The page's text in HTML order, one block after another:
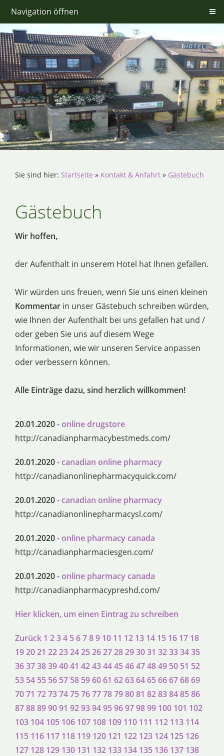
Navigation öffnen
Sie sind hier: Startseite » Kontakt & Anfahrt » Gästebuch
Gästebuch
Wir hoffen,
der Aufenthalt in unserem Hotel hat Ihnen gefallen.
Wir würden uns freuen, wenn Sie uns einen kleinen
Kommentar in unser Gästebuch schreiben würden,
wie Ihnen der Aufenthalt bei uns gefallen hat und /
oder geben Sie uns auf diesem Wege
Informationen, wie wir unseren Service anpassen
oder verbessern können.
Alle Einträge dazu, sind herzlich willkommen!
20.01.2020-online drugstore
http://canadianpharmacybestmeds.com/
20.01.2020-canadian online pharmacy
http://canadianonlinepharmacyquick.com/
20.01.2020-canadian online pharmacy
http://canadianonlinepharmacysl.com/
20.01.2020-online pharmacy canada
http://canadianpharmaciesgen.com/
20.01.2020-online pharmacy canada
http://canadianpharmacypreshd.com/
Hier klicken, um einen Eintrag zu schreiben
Zurück 1 234 56789 10 11 12 13 14 15 16 17 18
192021 22232425262728293031 32333435
363738394041 4243444546474849 50 51 52
53 54 55 56 57 58 596061 6263646566676869
7071 72737475767778798081 8283848586
8788899091 9293949596979899 100 101 102
103 104 105 106 107 108 109 110 111 112 113 114
115 116 117 118 119 120 121 122 123 124 125 126
127 128 129 130 131 132 133 134 135 136 137 138